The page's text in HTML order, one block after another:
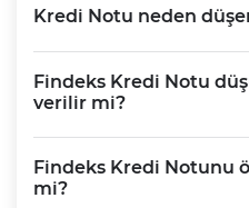
Kredi Notu neden
Findeks Kredi Notu
verilir mi?
Findeks Kredi Notunu
mi?